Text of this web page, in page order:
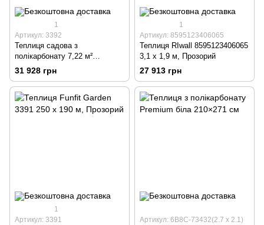
1
Артикул: 3392
Теплиця садова з
полікарбонату 7,22 м²
380×190×195 см
31 928 грн
1
Артикул: 8595123406065
Теплиця RIwall 8595123406065
3,1 x 1,9 м, Прозорий
27 913 грн
1
Артикул: 3391
Артикул: 6B8C-73432(2.7 х 2.1)